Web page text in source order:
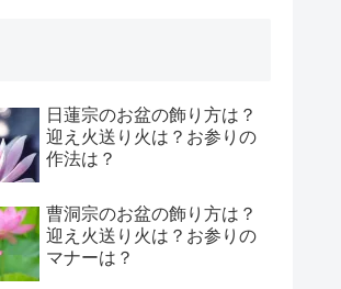
日蓮宗のお盆の飾り方は？
迎え火送り火は？お参りの
作法は？
曹洞宗のお盆の飾り方は？
迎え火送り火は？お参りの
マナーは？